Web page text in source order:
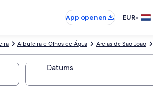
App openen
EUR•
Areias de Sao Joao
Albufeira e Olhos de Água
Datums